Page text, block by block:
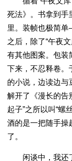
死法》。书拿到手
里。装帧也极简
之后，除了“午夜
有其他图案。包装
下来，不忍释卷。
的小说，边读边与
解开了《漫长的
起子”之所以叫“螺
酒的是一把随手操
了。
闲谈中，我还了